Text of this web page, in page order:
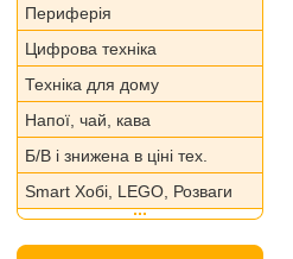
Периферія
Цифрова техніка
Техніка для дому
Напої, чай, кава
Б/В і знижена в ціні тех.
Smart Хобі, LEGO, Розваги